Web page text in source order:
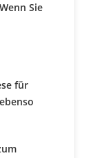
Sie
für